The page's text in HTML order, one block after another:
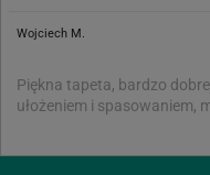
Wojciech M.
Piękna tapeta, bardzo
ułożeniem i spasowaniem,